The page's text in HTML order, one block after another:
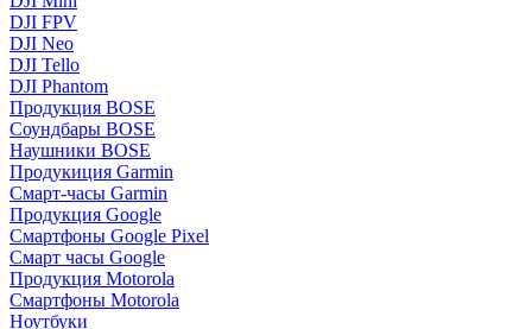
DJI FPV
DJI Neo
DJI Tello
DJI Phantom
Продукция BOSE
Соундбары BOSE
Наушники BOSE
Продукиция Garmin
Смарт-часы Garmin
Продукция Google
Смартфоны Google Pixel
Смарт часы Google
Продукция Motorola
Смартфоны Motorola
Ноутбуки